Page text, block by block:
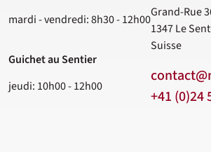
mardi - vendredi: 8h30 - 12h00
Guichet au Sentier
jeudi: 10h00 - 12h00
Grand-Rue
1347Le
Suisse
+41 (0)24